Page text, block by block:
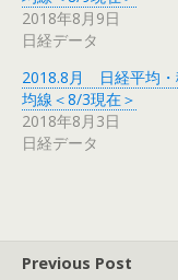
2018年8月9日
日経データ
2018.8月 日経平均・
均線＜8/3現在＞
2018年8月3日
日経データ
Previous Post